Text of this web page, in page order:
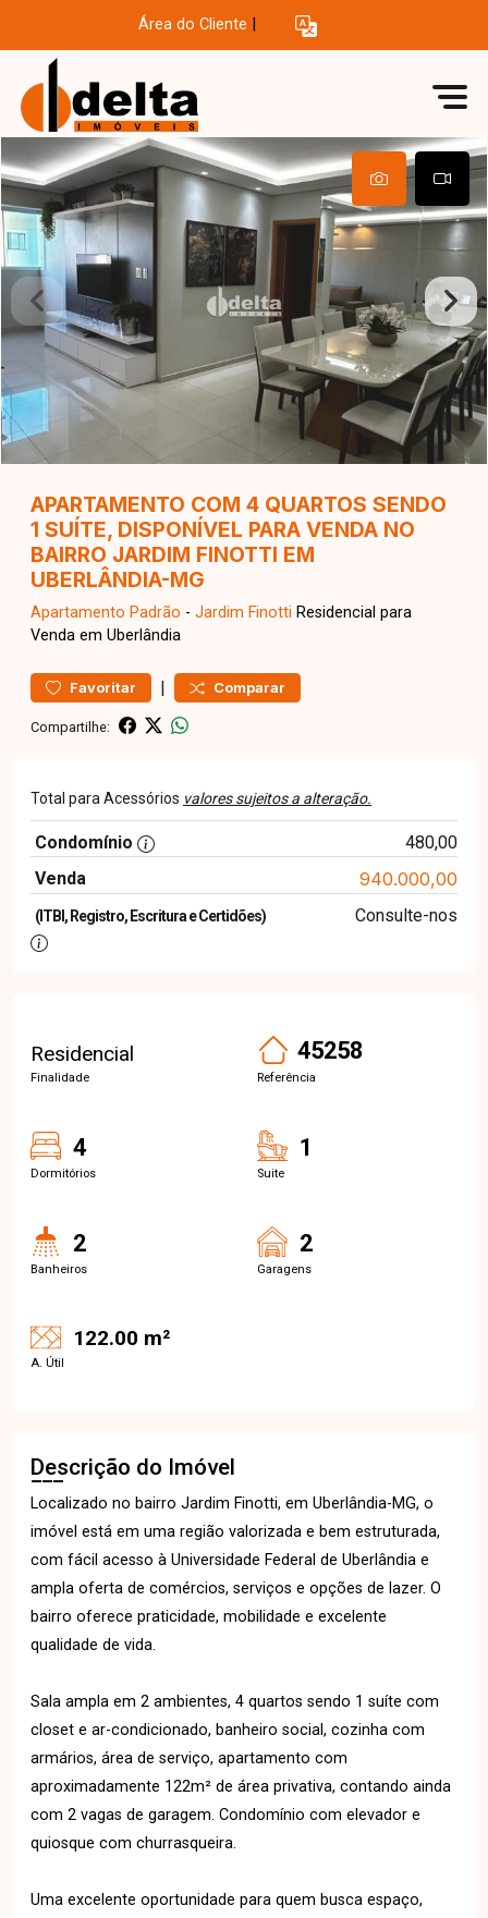
Área do Cliente
APARTAMENTO COM 4 QUARTOS SENDO
1 SUÍTE, DISPONÍVEL PARA VENDA NO
BAIRRO JARDIM FINOTTI EM
UBERLÂNDIA-MG
Apartamento Padrão - Jardim Finotti Residencial para
Venda em Uberlândia
Favoritar | Comparar
Compartilhe:
Total para Acessórios valores sujeitos a alteração.
Condomínio
480,00
Venda
940.000,00
(ITBI, Registro, Escritura e Certidões) Consulte-nos
Residencial
Finalidade
45258
Referência
4
Dormitórios
1
Suite
2
Banheiros
2
Garagens
122.00 m²
A. Útil
Descrição do Imóvel
Localizado no bairro Jardim Finotti, em Uberlândia-MG, o
imóvel está em uma região valorizada e bem estruturada,
com fácil acesso à Universidade Federal de Uberlândia e
ampla oferta de comércios, serviços e opções de lazer. O
bairro oferece praticidade, mobilidade e excelente
qualidade de vida.
Sala ampla em 2 ambientes, 4 quartos sendo 1 suíte com
closet e ar-condicionado, banheiro social, cozinha com
armários, área de serviço, apartamento com
aproximadamente 122m² de área privativa, contando ainda
com 2 vagas de garagem. Condomínio com elevador e
quiosque com churrasqueira.
Uma excelente oportunidade para quem busca espaço,